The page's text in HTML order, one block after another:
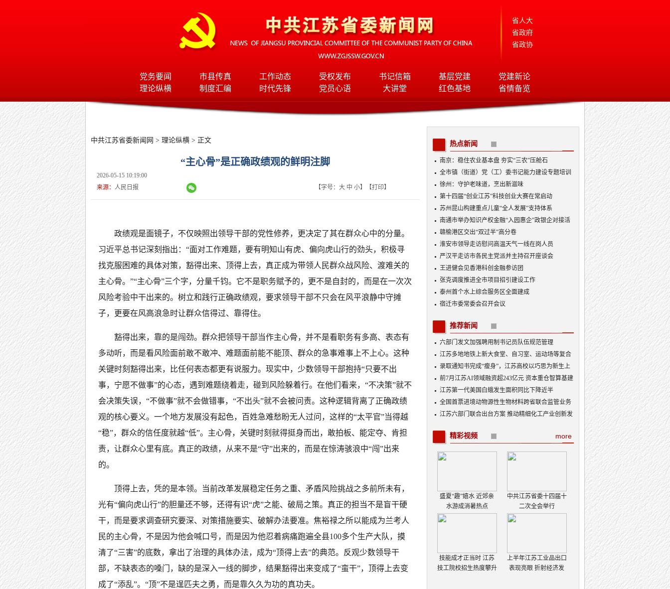
省人大
省政府
省政协
党务要闻 市县传真 工作动态 受权发布 书记信箱 基层党建
党建新论
理论纵横
制度汇编 时代先锋 党员心语 大讲堂 红色基地 省情备览
中共江苏省委新闻网 > 理论纵横 > 正文
“主心骨”是正确政绩观的鲜明注脚
2026-05-15 10:19:00
来源： 人民日报 【字号： 大 中 小】【打印】
政绩观是面镜子，不仅映照出领导干部的党性修养，更决定了其在群众心中的分量。
习近平总书记深刻指出：“面对工作难题，要有明知山有虎、偏向虎山行的劲头，积极寻
找克服困难的具体对策，豁得出来、顶得上去，真正成为带领人民群众战风险、渡难关的
主心骨。”“主心骨”三个字，分量千钧。它不是职务赋予的，更不是自封的，而是在一次次
风险考验中干出来的。树立和践行正确政绩观，要求领导干部不只会在风平浪静中守摊
子，更要在风高浪急时让群众信得过、靠得住。
豁得出来，靠的是闯劲。群众把领导干部当作主心骨，并不是看职务有多高、表态有
多动听，而是看风险面前敢不敢冲、难题面前能不能顶、群众的急事难事上不上心。这种
关键时刻豁得出来，比任何表态都更有说服力。现实中，少数领导干部抱持“只要不出
事，宁愿不做事”的心态，遇到难题绕着走，碰到风险躲着行。在他们看来，“不决策”就不
会决策失误，“不做事”就不会做错事，“不出头”就不会被问责。这种逻辑背离了正确政绩
观的核心要义。一个地方发展没有起色，百姓急难愁盼无人过问，这样的“太平官”当得越
“稳”，群众的信任度就越“低”。主心骨，关键时刻就得挺身而出，敢拍板、能定夺、肯担
责，让群众心里有底。真正的政绩，从来不是“守”出来的，而是在惊涛骇浪中“闯”出来
的。
顶得上去，凭的是本领。当前改革发展稳定任务之重、矛盾风险挑战之多前所未有，
光有“偏向虎山行”的胆量还不够，还得有识“虎”之能、破局之策。真正的担当不是盲干硬
干，而是要求调查研究要深、对策措施要实、破解办法要准。焦裕禄之所以能成为兰考人
民的主心骨，不是因为他会喊口号，而是因为他忍着病痛跑遍全县100多个生产大队，摸
清了“三害”的底数，拿出了治理的具体办法，成为“顶得上去”的典范。反观少数领导干
部，不缺表态的嗓门，缺的是深入一线的脚步，结果豁得出来变成了“蛮干”，顶得上去变
成了“添乱”。“顶”不是逞匹夫之勇，而是靠久久为功的真功夫。
热点新闻
南京：稳住农业基本盘 夯实“三农”压舱石
全市镇（街道）党（工）委书记能力建设专题培训
班开班
徐州：守护老味道，烹出新滋味
第十四届“创业江苏”科技创业大赛在常启动
苏州昆山构建重点儿童“全人发展”支持体系
南通市举办知识产权金融“入园惠企”政银企对接活
动
赣榆港区交出“双过半”高分卷
淮安市领导走访慰问高温天气一线在岗人员
严汉平走访市各民主党派并主持召开座谈会
王进健会见香港科创金融参访团
张克调度推进全市项目招引建设工作
泰州首个水上综合服务区全面建成
宿迁市委常委会召开会议
推荐新闻
六部门发文加强聘用制书记员队伍规范管理
江苏多地地铁上新大食堂、自习室、运动场等复合
功能——从“客流通道”到“生活场景”
录取通知书完成“瘦身”，江苏高校以巧思为新生上
好入学第一课
前7月江苏AI领域融资超243亿元 资本重仓智算基建
AI产业底盘夯实
江苏第一代美国白蛾发生面积同比下降近半
全国首票进境动物源性生物材料跨省联合监管业务
落地
江苏六部门联合出台方案 推动精细化工产业创新发
more
精彩视频
盛夏“趣”嬉水 近郊亲
水游成消暑热点
中共江苏省委十四届十
二次全会举行
技能成才正当时 江苏
技工院校招生热度攀升
上半年江苏工业品出口
表现亮眼 折射经济发